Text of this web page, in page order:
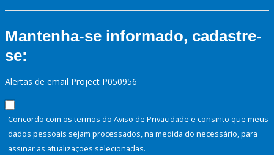
Mantenha-se informado, cadastre-
se:
Alertas de email Project P050956
Concordo com os termos do Aviso de Privacidade e consinto que meus
dados pessoais sejam processados, na medida do necessário, para
assinar as atualizações selecionadas.